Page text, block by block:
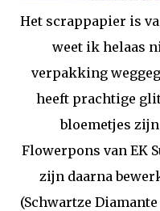
Het scrappapier is
weet ik helaas
verpakking
heeft prachtige
bloemetjes
Flowerpons van EK
zijn daarna
(Schwartze